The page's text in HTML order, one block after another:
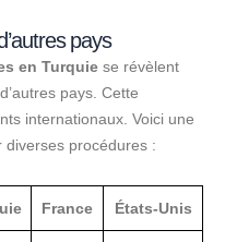
pays
en Turquie se révèlent
pays. Cette
internationaux. Voici une
procédures :
France États-Unis